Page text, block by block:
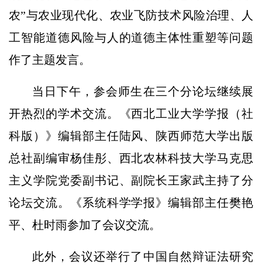
农”与农业现代化、农业飞防技术风险治理、人
工智能道德风险与人的道德主体性重塑等问题
作了主题发言。
当日下午，参会师生在三个分论坛继续展
开热烈的学术交流。《西北工业大学学报（社
科版）》编辑部主任陆风、陕西师范大学出版
总社副编审杨佳彤、西北农林科技大学马克思
主义学院党委副书记、副院长王家武主持了分
论坛交流。《系统科学学报》编辑部主任樊艳
平、杜时雨参加了会议交流。
此外，会议还举行了中国自然辩证法研究